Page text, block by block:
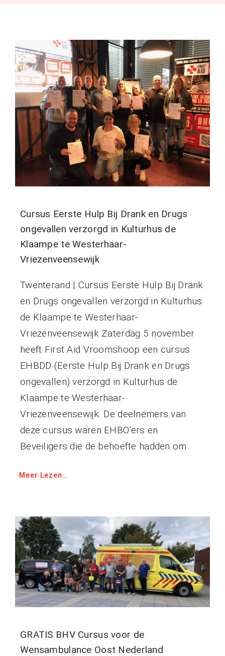
Contact
Cursus Eerste Hulp Bij Drank en Drugs
ongevallen verzorgd in Kulturhus de
Klaampe te Westerhaar-
Vriezenveensewijk
Twenterand | Cursus Eerste Hulp Bij Drank
en Drugs ongevallen verzorgd in Kulturhus
de Klaampe te Westerhaar-
Vriezenveensewijk Zaterdag 5 november
heeft First Aid Vroomshoop een cursus
EHBDD (Eerste Hulp Bij Drank en Drugs
ongevallen) verzorgd in Kulturhus de
Klaampe te Westerhaar-
Vriezenveensewijk. De deelnemers van
deze cursus waren EHBO’ers en
Beveiligers die de behoefte hadden om
Meer Lezen…
GRATIS BHV Cursus voor de
Wensambulance Oost Nederland